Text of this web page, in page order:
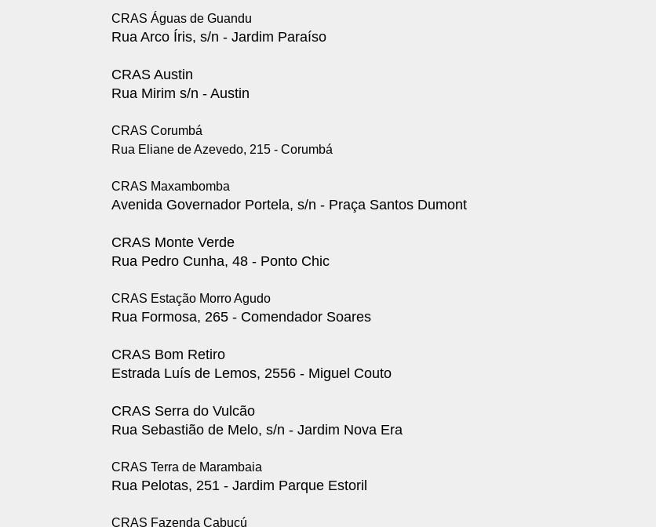
CRAS Águas de Guandu
Rua Arco Íris, s/n - Jardim Paraíso
CRAS Austin
Rua Mirim s/n - Austin
CRAS Corumbá
Rua Eliane de Azevedo, 215 - Corumbá
CRAS Maxambomba
Avenida Governador Portela, s/n - Praça Santos Dumont
CRAS Monte Verde
Rua Pedro Cunha, 48 - Ponto Chic
CRAS Estação Morro Agudo
Rua Formosa, 265 - Comendador Soares
CRAS Bom Retiro
Estrada Luís de Lemos, 2556 - Miguel Couto
CRAS Serra do Vulcão
Rua Sebastião de Melo, s/n - Jardim Nova Era
CRAS Terra de Marambaia
Rua Pelotas, 251 - Jardim Parque Estoril
CRAS Fazenda Cabuçú